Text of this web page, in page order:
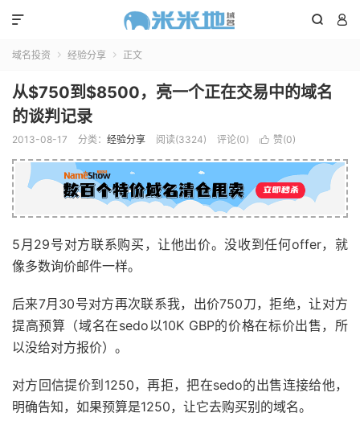
 

域名投资  经验分享  正文
从$750到$8500，亮一个正在交易中的域名
的谈判记录
2013-08-17 分类： 经验分享 阅读(3324) 评论(0)  赞(0)
5月29号对方联系购买，让他出价。没收到任何offer，就
像多数询价邮件一样。
后来7月30号对方再次联系我，出价750刀，拒绝，让对方
提高预算（域名在sedo以10K GBP的价格在标价出售，所
以没给对方报价）。
对方回信提价到1250，再拒，把在sedo的出售连接给他，
明确告知，如果预算是1250，让它去购买别的域名。